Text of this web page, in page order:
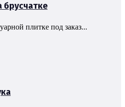
брусчатке
плитке под заказ...